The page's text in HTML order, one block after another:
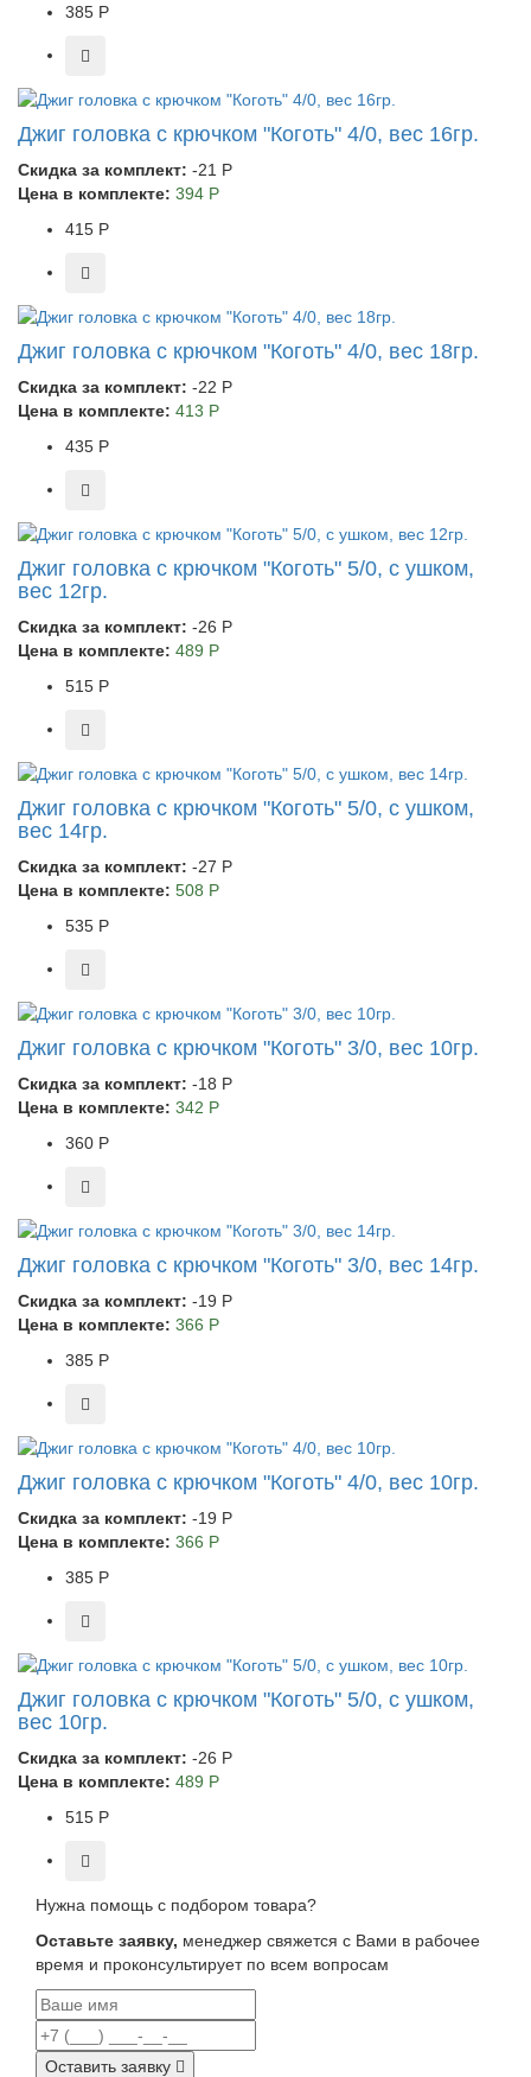
385 Р
Джиг головка с крючком "Коготь" 4/0, вес 16гр.
Скидка за комплект: -21 Р
Цена в комплекте: 394 Р
415 Р
Джиг головка с крючком "Коготь" 4/0, вес 18гр.
Скидка за комплект: -22 Р
Цена в комплекте: 413 Р
435 Р
Джиг головка с крючком "Коготь" 5/0, с ушком,
вес 12гр.
Скидка за комплект: -26 Р
Цена в комплекте: 489 Р
515 Р
Джиг головка с крючком "Коготь" 5/0, с ушком,
вес 14гр.
Скидка за комплект: -27 Р
Цена в комплекте: 508 Р
535 Р
Джиг головка с крючком "Коготь" 3/0, вес 10гр.
Скидка за комплект: -18 Р
Цена в комплекте: 342 Р
360 Р
Джиг головка с крючком "Коготь" 3/0, вес 14гр.
Скидка за комплект: -19 Р
Цена в комплекте: 366 Р
385 Р
Джиг головка с крючком "Коготь" 4/0, вес 10гр.
Скидка за комплект: -19 Р
Цена в комплекте: 366 Р
385 Р
Джиг головка с крючком "Коготь" 5/0, с ушком,
вес 10гр.
Скидка за комплект: -26 Р
Цена в комплекте: 489 Р
515 Р
Нужна помощь с подбором товара?
Оставьте заявку, менеджер свяжется с Вами в рабочее
время и проконсультирует по всем вопросам
Оставить заявку